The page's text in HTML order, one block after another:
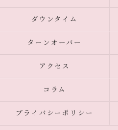
ダウンタイム
ターンオーバー
アクセス
コラム
プライバシーポリシー